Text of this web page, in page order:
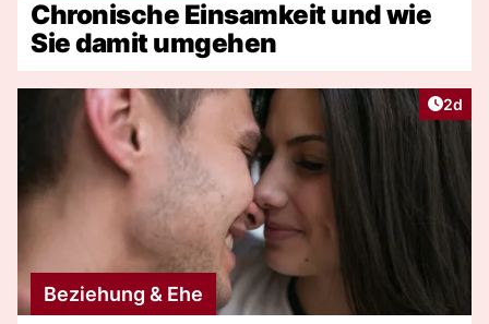
Chronische Einsamkeit und wie
Sie damit umgehen
2d
Beziehung & Ehe